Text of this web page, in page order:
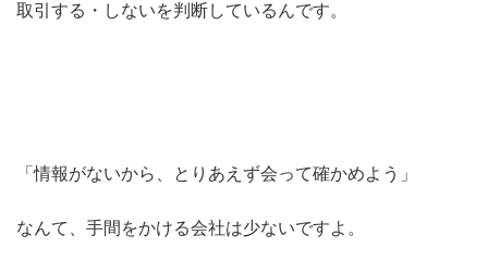
取引する・しないを判断しているんです。
「情報がないから、とりあえず会って確かめよう」
なんて、手間をかける会社は少ないですよ。